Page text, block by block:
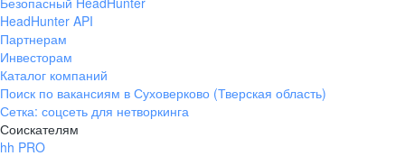
HeadHunter API
Партнерам
Инвесторам
Каталог компаний
Поиск по вакансиям в Суховерково (Тверская область)
Сетка: соцсеть для нетворкинга
Соискателям
hh PRO